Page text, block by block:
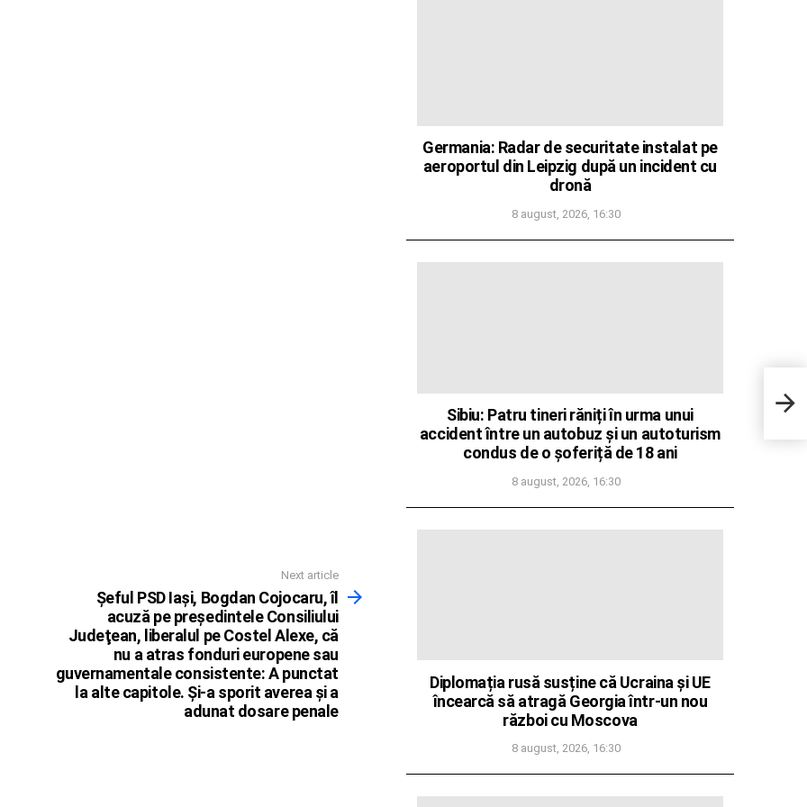
Next article
Şeful PSD Iaşi, Bogdan Cojocaru, îl
acuză pe preşedintele Consiliului
Judeţean, liberalul pe Costel Alexe, că
nu a atras fonduri europene sau
guvernamentale consistente: A punctat
la alte capitole. Şi-a sporit averea şi a
adunat dosare penale
pe
Germania: Radar de securitate instalat pe
aeroportul din Leipzig după un incident cu
dronă
8 august, 2026, 16:30
Sibiu: Patru tineri răniți în urma unui
accident între un autobuz și un autoturism
condus de o șoferiță de 18 ani
8 august, 2026, 16:30
Diplomația rusă susține că Ucraina și UE
încearcă să atragă Georgia într-un nou
război cu Moscova
8 august, 2026, 16:30